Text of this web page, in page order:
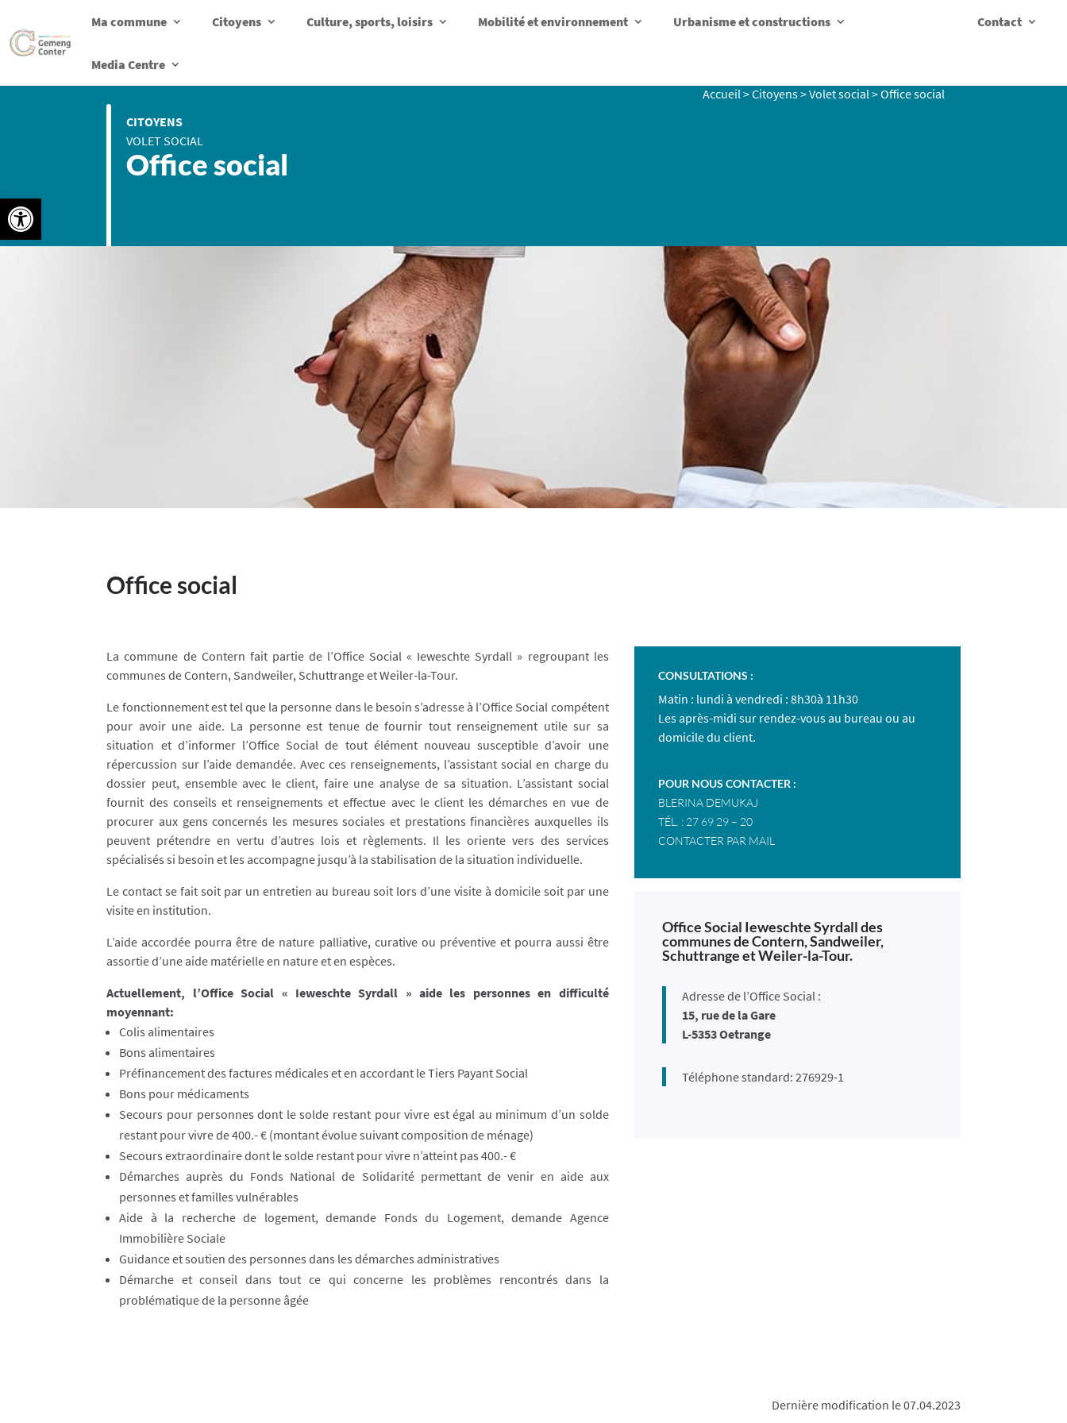
Ma commune Citoyens Culture, sports, loisirs Mobilité et environnement Urbanisme et constructions Contact
Media Centre
CITOYENS
VOLET SOCIAL
Office social
Accueil>Citoyens>Volet social>Office social
Office social
La commune de Contern fait partie de l’Office Social « Ieweschte Syrdall » regroupant les
communes de Contern, Sandweiler, Schuttrange et Weiler-la-Tour.
Le fonctionnement est tel que la personne dans le besoin s’adresse à l’Office Social compétent
pour avoir une aide. La personne est tenue de fournir tout renseignement utile sur sa
situation et d’informer l’Office Social de tout élément nouveau susceptible d’avoir une
répercussion sur l’aide demandée. Avec ces renseignements, l’assistant social en charge du
dossier peut, ensemble avec le client, faire une analyse de sa situation. L’assistant social
fournit des conseils et renseignements et effectue avec le client les démarches en vue de
procurer aux gens concernés les mesures sociales et prestations financières auxquelles ils
peuvent prétendre en vertu d’autres lois et règlements. Il les oriente vers des services
spécialisés si besoin et les accompagne jusqu’à la stabilisation de la situation individuelle.
Le contact se fait soit par un entretien au bureau soit lors d’une visite à domicile soit par une
visite en institution.
L’aide accordée pourra être de nature palliative, curative ou préventive et pourra aussi être
assortie d’une aide matérielle en nature et en espèces.
Actuellement, l’Office Social « Ieweschte Syrdall » aide les personnes en difficulté
moyennant:
Colis alimentaires
Bons alimentaires
Préfinancement des factures médicales et en accordant le Tiers Payant Social
Bons pour médicaments
Secours pour personnes dont le solde restant pour vivre est égal au minimum d’un solde
restant pour vivre de 400.- € (montant évolue suivant composition de ménage)
Secours extraordinaire dont le solde restant pour vivre n’atteint pas 400.- €
Démarches auprès du Fonds National de Solidarité permettant de venir en aide aux
personnes et familles vulnérables
Aide à la recherche de logement, demande Fonds du Logement, demande Agence
Immobilière Sociale
Guidance et soutien des personnes dans les démarches administratives
Démarche et conseil dans tout ce qui concerne les problèmes rencontrés dans la
problématique de la personne âgée
CONSULTATIONS :
Matin : lundi à vendredi : 8h30à 11h30
Les après-midi sur rendez-vous au bureau ou au
domicile du client.
POUR NOUS CONTACTER :
BLERINA DEMUKAJ
TÉL. : 27 69 29 – 20
CONTACTER PAR MAIL
Office Social Ieweschte Syrdall des
communes de Contern, Sandweiler,
Schuttrange et Weiler-la-Tour.
Adresse de l’Office Social :
15, rue de la Gare
L-5353 Oetrange
Téléphone standard: 276929-1
Dernière modification le 07.04.2023
Ouvrir la barre d’outils